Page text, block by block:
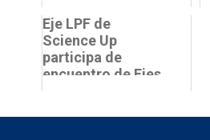
Science Up en la
PUCV
Eje LPF de
Science Up
participa de
encuentro de Ejes